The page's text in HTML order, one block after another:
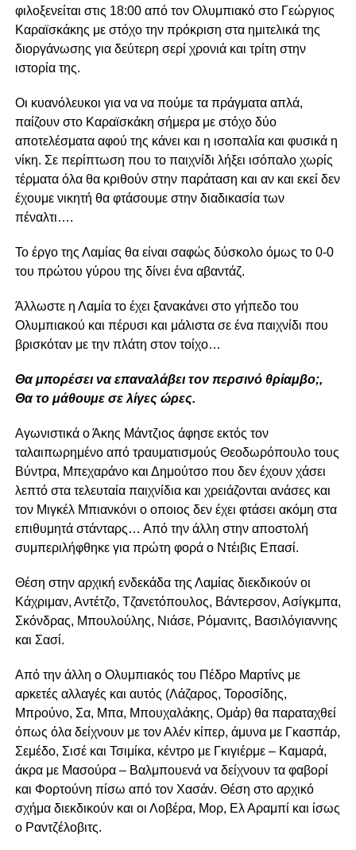
φιλοξενείται στις 18:00 από τον Ολυμπιακό στο Γεώργιος
Καραϊσκάκης με στόχο την πρόκριση στα ημιτελικά της
διοργάνωσης για δεύτερη σερί χρονιά και τρίτη στην
ιστορία της.
Οι κυανόλευκοι για να να πούμε τα πράγματα απλά,
παίζουν στο Καραϊσκάκη σήμερα με στόχο δύο
αποτελέσματα αφού της κάνει και η ισοπαλία και φυσικά η
νίκη. Σε περίπτωση που το παιχνίδι λήξει ισόπαλο χωρίς
τέρματα όλα θα κριθούν στην παράταση και αν και εκεί δεν
έχουμε νικητή θα φτάσουμε στην διαδικασία των
πέναλτι….
Το έργο της Λαμίας θα είναι σαφώς δύσκολο όμως το 0-0
του πρώτου γύρου της δίνει ένα αβαντάζ.
Άλλωστε η Λαμία το έχει ξανακάνει στο γήπεδο του
Ολυμπιακού και πέρυσι και μάλιστα σε ένα παιχνίδι που
βρισκόταν με την πλάτη στον τοίχο…
Θα μπορέσει να επαναλάβει τον περσινό θρίαμβο;,
Θα το μάθουμε σε λίγες ώρες.
Αγωνιστικά ο Άκης Μάντζιος άφησε εκτός τον
ταλαιπωρημένο από τραυματισμούς Θεοδωρόπουλο τους
Βύντρα, Μπεχαράνο και Δημούτσο που δεν έχουν χάσει
λεπτό στα τελευταία παιχνίδια και χρειάζονται ανάσες και
τον Μιγκέλ Μπιανκόνι ο οποιος δεν έχει φτάσει ακόμη στα
επιθυμητά στάνταρς… Από την άλλη στην αποστολή
συμπεριλήφθηκε για πρώτη φορά ο Ντέιβις Επασί.
Θέση στην αρχική ενδεκάδα της Λαμίας διεκδικούν οι
Κάχριμαν, Αντέτζο, Τζανετόπουλος, Βάντερσον, Ασίγκμπα,
Σκόνδρας, Μπουλούλης, Νιάσε, Ρόμανιτς, Βασιλόγιαννης
και Σασί.
‌Από την άλλη ο Ολυμπιακός του Πέδρο Μαρτίνς με
αρκετές αλλαγές και αυτός (Λάζαρος, Τοροσίδης,
Μπρούνο, Σα, Μπα, Μπουχαλάκης, Ομάρ) θα παραταχθεί
όπως όλα δείχνουν με τον Αλέν κίπερ, άμυνα με Γκασπάρ,
Σεμέδο, Σισέ και Τσιμίκα, κέντρο με Γκιγιέρμε – Καμαρά,
άκρα με Μασούρα – Βαλμπουενά να δείχνουν τα φαβορί
και Φορτούνη πίσω από τον Χασάν. Θέση στο αρχικό
σχήμα διεκδικούν και οι Λοβέρα, Μορ, Ελ Αραμπί και ίσως
ο Ραντζέλοβιτς.